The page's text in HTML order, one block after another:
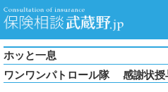
ホッと一息
ワンワンパトロール隊 感謝状授